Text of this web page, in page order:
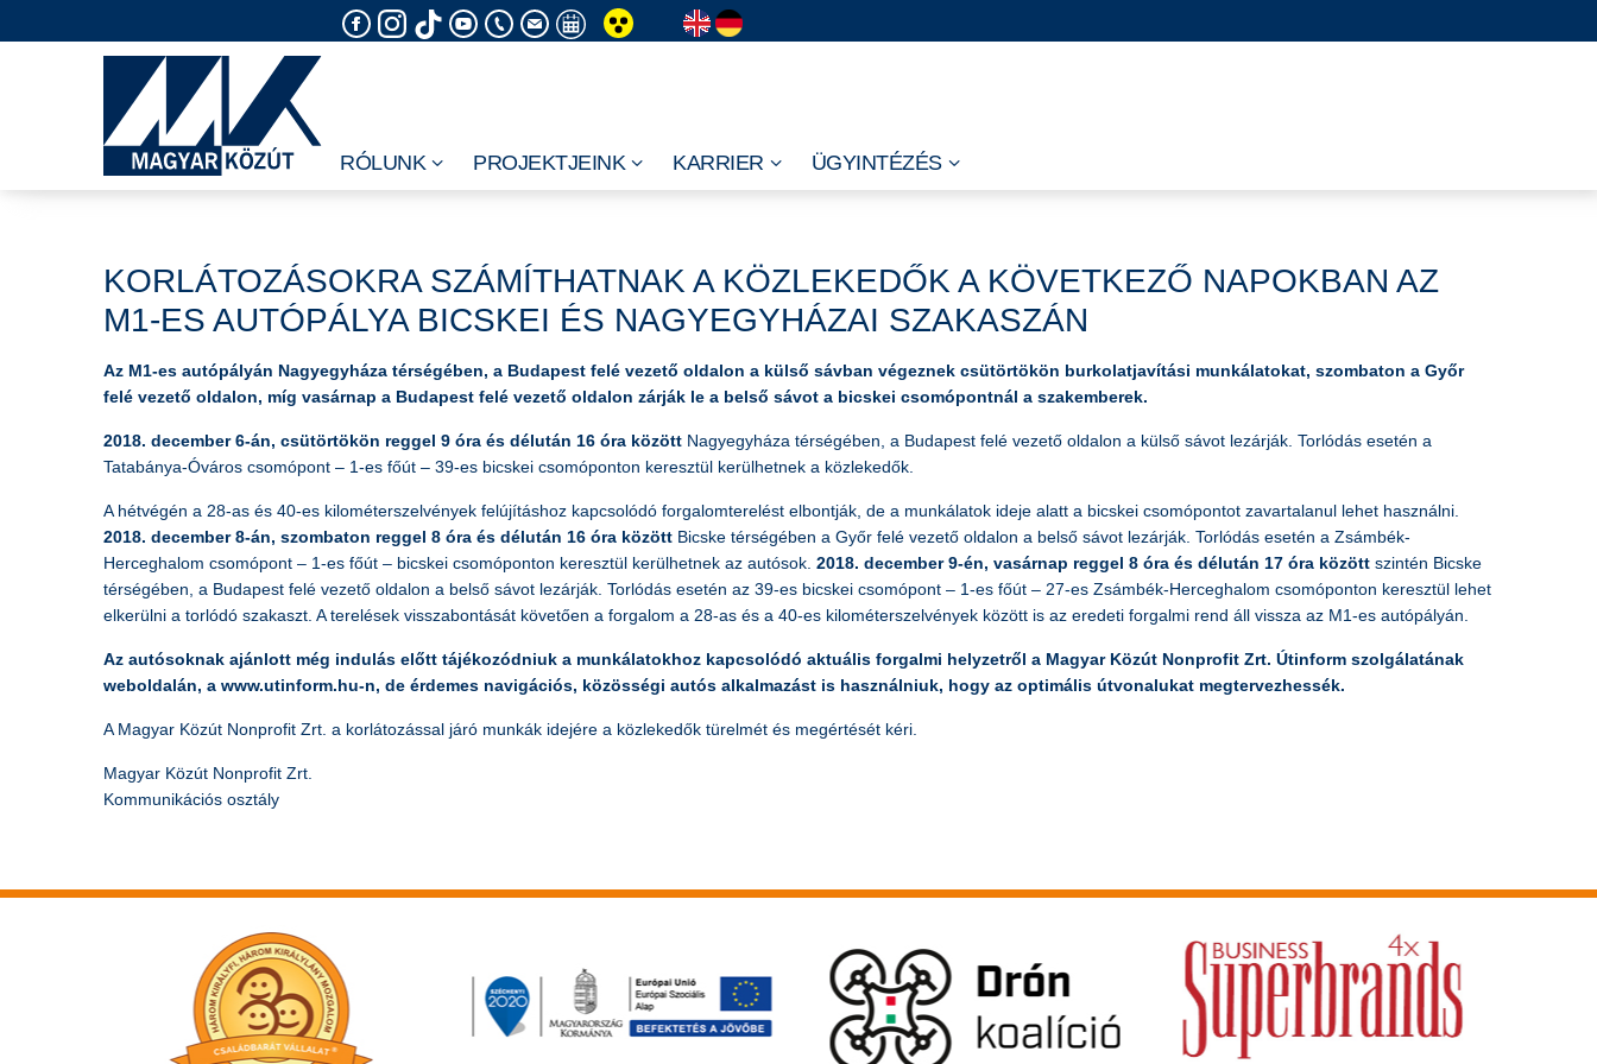
to
RÓLUNK PROJEKTJEINK KARRIER ÜGYINTÉZÉS
KORLÁTOZÁSOKRA SZÁMÍTHATNAK A KÖZLEKEDŐK A KÖVETKEZŐ NAPOKBAN AZ
M1-ES AUTÓPÁLYA BICSKEI ÉS NAGYEGYHÁZAI SZAKASZÁN
Az M1-es autópályán Nagyegyháza térségében, a Budapest felé vezető oldalon a külső sávban végeznek csütörtökön burkolatjavítási munkálatokat, szombaton a Győr
felé vezető oldalon, míg vasárnap a Budapest felé vezető oldalon zárják le a belső sávot a bicskei csomópontnál a szakemberek.
2018. december 6-án, csütörtökön reggel 9 óra és délután 16 óra között Nagyegyháza térségében, a Budapest felé vezető oldalon a külső sávot lezárják. Torlódás esetén a
Tatabánya-Óváros csomópont – 1-es főút – 39-es bicskei csomóponton keresztül kerülhetnek a közlekedők.
A hétvégén a 28-as és 40-es kilométerszelvények felújításhoz kapcsolódó forgalomterelést elbontják, de a munkálatok ideje alatt a bicskei csomópontot zavartalanul lehet használni.
2018. december 8-án, szombaton reggel 8 óra és délután 16 óra között Bicske térségében a Győr felé vezető oldalon a belső sávot lezárják. Torlódás esetén a Zsámbék-
Herceghalom csomópont – 1-es főút – bicskei csomóponton keresztül kerülhetnek az autósok. 2018. december 9-én, vasárnap reggel 8 óra és délután 17 óra között szintén Bicske
térségében, a Budapest felé vezető oldalon a belső sávot lezárják. Torlódás esetén az 39-es bicskei csomópont – 1-es főút – 27-es Zsámbék-Herceghalom csomóponton keresztül lehet
elkerülni a torlódó szakaszt. A terelések visszabontását követően a forgalom a 28-as és a 40-es kilométerszelvények között is az eredeti forgalmi rend áll vissza az M1-es autópályán.
Az autósoknak ajánlott még indulás előtt tájékozódniuk a munkálatokhoz kapcsolódó aktuális forgalmi helyzetről a Magyar Közút Nonprofit Zrt. Útinform szolgálatának
weboldalán, a www.utinform.hu-n, de érdemes navigációs, közösségi autós alkalmazást is használniuk, hogy az optimális útvonalukat megtervezhessék.
A Magyar Közút Nonprofit Zrt. a korlátozással járó munkák idejére a közlekedők türelmét és megértését kéri.
Magyar Közút Nonprofit Zrt.
Kommunikációs osztály